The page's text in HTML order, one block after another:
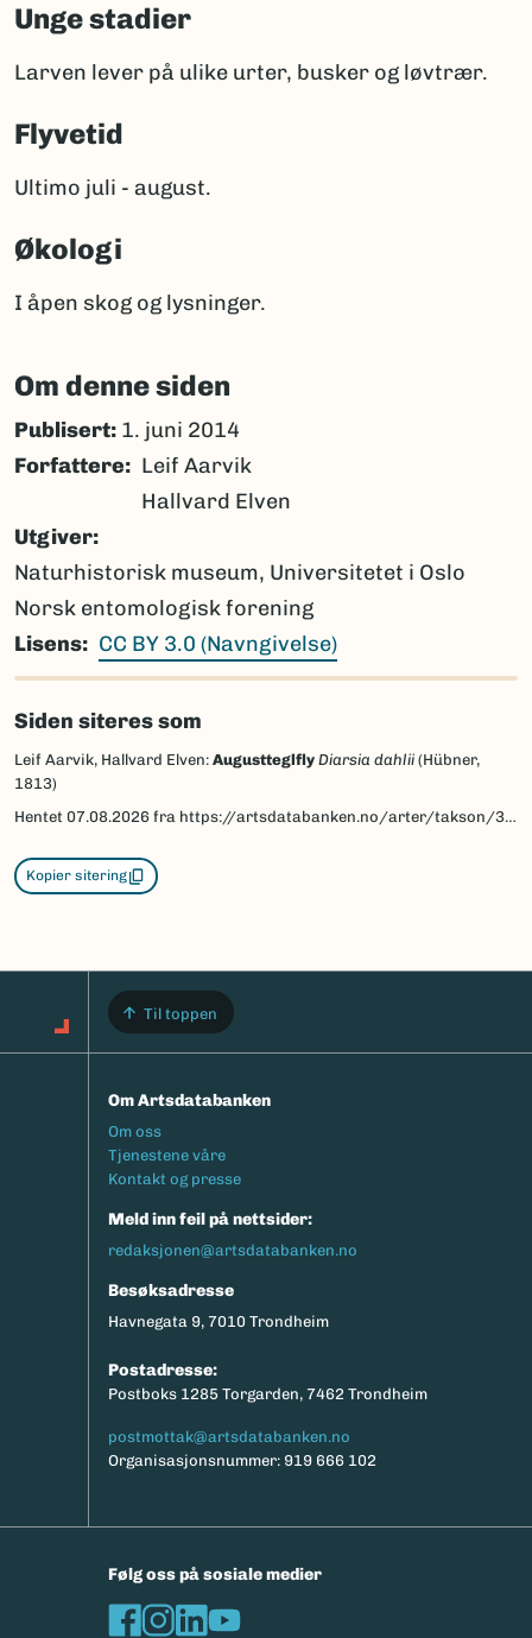
Unge stadier
Larven lever på ulike urter, busker og løvtrær.
Flyvetid
Ultimo juli - august.
Økologi
I åpen skog og lysninger.
Om denne siden
Publisert: 1. juni 2014
Forfattere
Leif Aarvik
Hallvard Elven
Utgiver
Naturhistorisk museum, Universitetet i Oslo
Norsk entomologisk forening
Lisens
CC BY 3.0 (Navngivelse)
Siden siteres som
Leif Aarvik, Hallvard Elven: Augustteglfly Diarsia dahlii (Hübner,
1813)
Hentet 07.08.2026 fra https://artsdatabanken.no/arter/takson/30936/beskrivelse
Kopier sitering
Til toppen
Om Artsdatabanken
Footermeny
Om oss
Tjenestene våre
Kontakt og presse
Meld inn feil på nettsider:
redaksjonen@artsdatabanken.no
Besøksadresse
Havnegata 9, 7010 Trondheim
Postadresse:
Postboks 1285 Torgarden, 7462 Trondheim
postmottak@artsdatabanken.no
Organisasjonsnummer: 919 666 102
Følg oss på sosiale medier